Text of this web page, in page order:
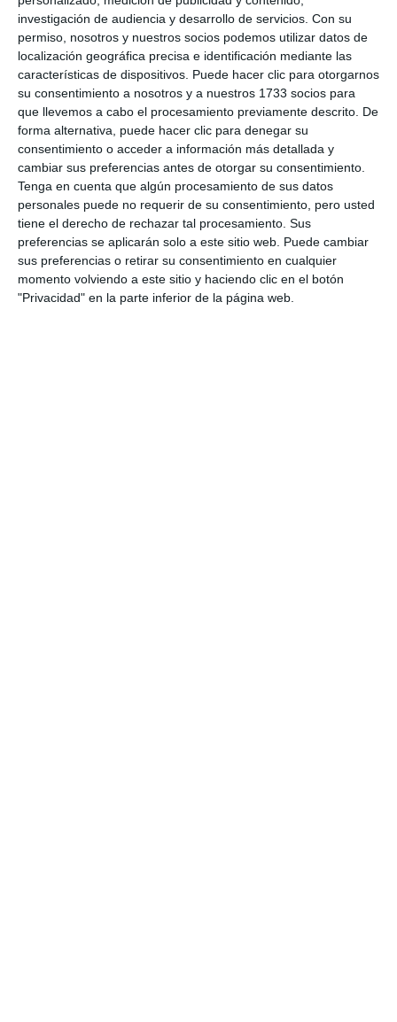
investigación de audiencia y desarrollo de servicios. Con su
permiso, nosotros y nuestros socios podemos utilizar datos de
localización geográfica precisa e identificación mediante las
características de dispositivos. Puede hacer clic para otorgarnos
su consentimiento a nosotros y a nuestros 1733 socios para
que llevemos a cabo el procesamiento previamente descrito. De
forma alternativa, puede hacer clic para denegar su
consentimiento o acceder a información más detallada y
cambiar sus preferencias antes de otorgar su consentimiento.
Tenga en cuenta que algún procesamiento de sus datos
personales puede no requerir de su consentimiento, pero usted
tiene el derecho de rechazar tal procesamiento. Sus
preferencias se aplicarán solo a este sitio web. Puede cambiar
sus preferencias o retirar su consentimiento en cualquier
momento volviendo a este sitio y haciendo clic en el botón
"Privacidad" en la parte inferior de la página web.
Por su parte, la categoría ‘baby’ está destinada a
menores de entre 0 y 2 años, tanto en modalidad
femenina como masculina. Todos los ganadores
recibirán regalos, bandas y coronas. Con esta
convocatoria, el Ayuntamiento de Mijas anima a la
participación de vecinos y vecinas en una de las
tradiciones más emblemáticas de la Feria de Las
Lagunas.
Comparte esta noticia desde el siguiente enlace: